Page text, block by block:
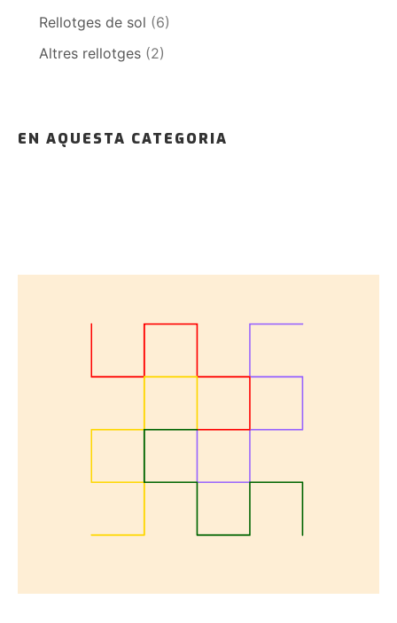
Rellotges de sol (6)
Altres rellotges (2)
EN AQUESTA CATEGORIA